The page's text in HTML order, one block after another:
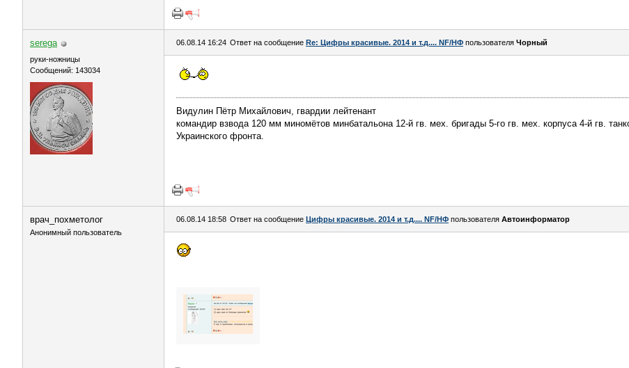
serega
руки-ножницы
Сообщений: 143034
06.08.14 16:24 Ответ на сообщение Re: Цифры красивые. 2014 и т.д.... NF/НФ пользователя Чорный
Видулин Пётр Михайлович, гвардии лейтенант
командир взвода 120 мм миномётов минбатальона 12-й гв. мех. бригады 5-го гв. мех. корпуса 4-й гв.
Украинского фронта.
врач_похметолог
Анонимный пользователь
06.08.14 18:58 Ответ на сообщение Цифры красивые. 2014 и т.д.... NF/НФ пользователя Автоинформатор